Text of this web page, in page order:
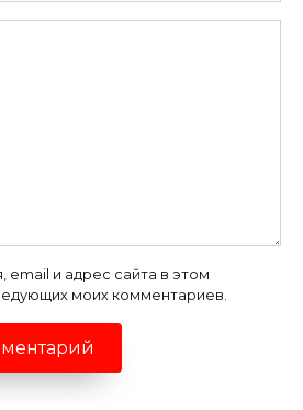
email и адрес сайта в этом
моих комментариев.